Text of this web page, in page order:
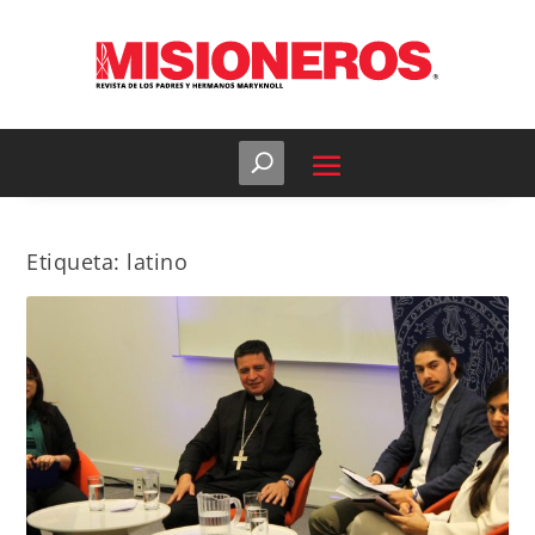
Etiqueta: latino